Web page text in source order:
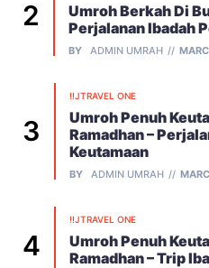
Umroh Berkah Di
Perjalanan Ibadah
BY ADMIN UMRAH
!!JTRAVEL ONE
Umroh Penuh
Ramadhan –
Keutamaan
BY ADMIN UMRAH
!!JTRAVEL ONE
Umroh Penuh
Ramadhan – Trip